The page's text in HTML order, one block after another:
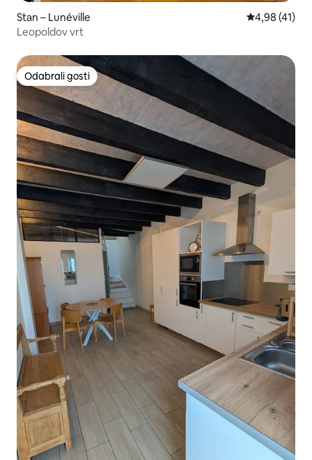
Stan – Lunéville Prosječna
4,98 (41)
Leopoldov vrt
Odabrali gosti
Odabrali gosti